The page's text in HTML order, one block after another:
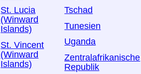
St. Lucia
(Winward
Islands)
St. Vincent
(Winward
Islands)
Tschad
Tunesien
Uganda
Zentralafrikanische
Republik